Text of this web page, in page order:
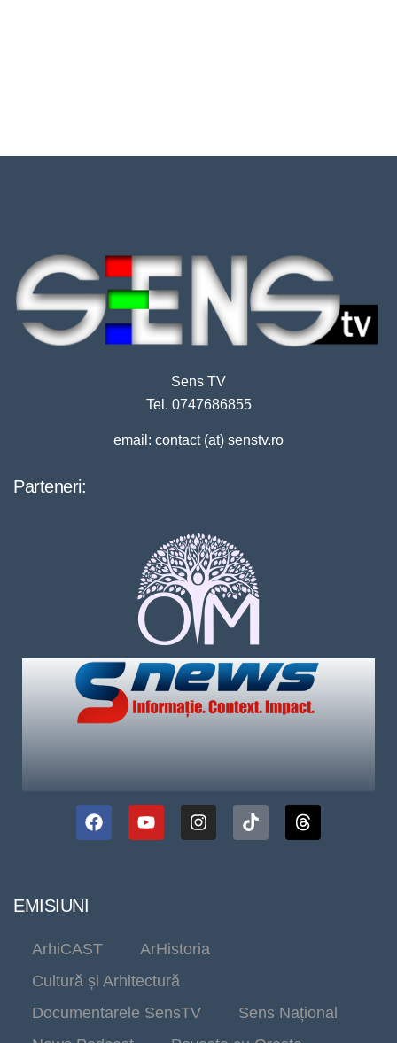
Sens TV
Tel. 0747686855
email: contact (at) senstv.ro
Parteneri:
EMISIUNI
ArhiCAST
ArHistoria
Cultură și Arhitectură
Documentarele SensTV
Sens Național